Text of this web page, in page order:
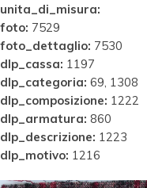
unita_di_misura:
foto: 7529
foto_dettaglio: 7530
dlp_cassa: 1197
dlp_categoria: 69, 1308
dlp_composizione: 1222
dlp_armatura: 860
dlp_descrizione: 1223
dlp_motivo: 1216